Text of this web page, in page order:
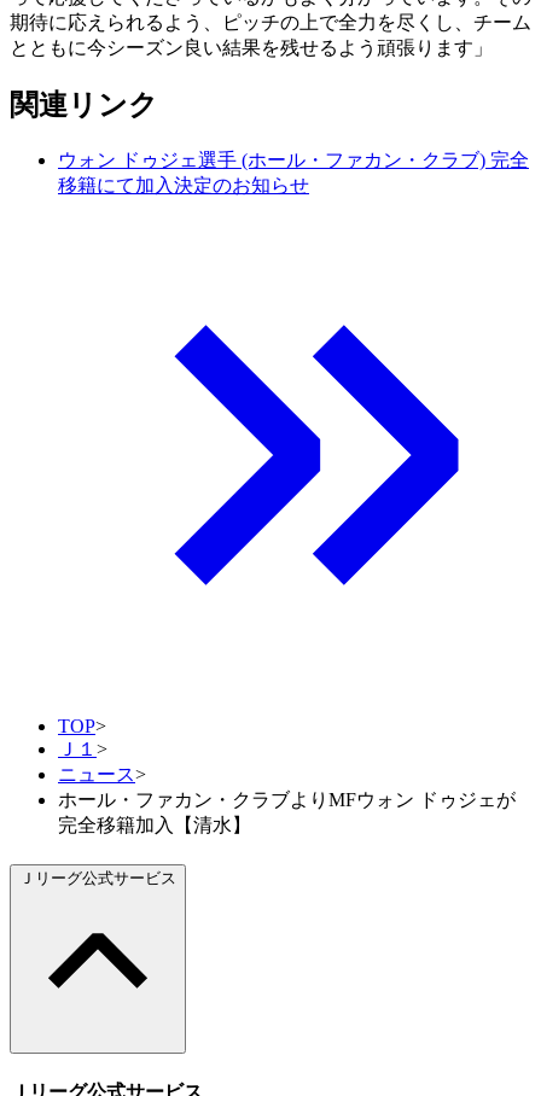
期待に応えられるよう、ピッチの上で全力を尽くし、チーム
とともに今シーズン良い結果を残せるよう頑張ります」
関連リンク
ウォン ドゥジェ選手 (ホール・ファカン・クラブ) 完全
移籍にて加入決定のお知らせ
TOP>
Ｊ１ >
ニュース>
ホール・ファカン・クラブよりMFウォン ドゥジェが
完全移籍加入【清水】
Ｊリーグ公式サービス
Ｊリーグ公式サービス